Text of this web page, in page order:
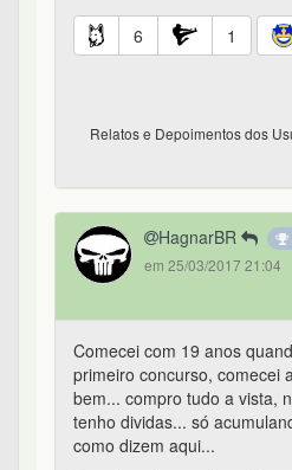
6 1
Relatos e Depoimentos dos
HagnarBR
em 25/03/2017 21:04
Comecei com 19 anos
primeiro concurso, comecei
bem... compro tudo a vista,
tenho dividas... só
como dizem aqui...